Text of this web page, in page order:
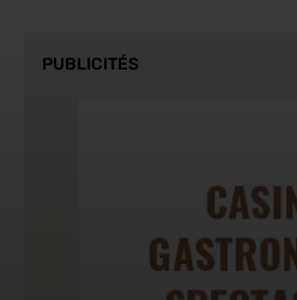
PUBLICITÉS